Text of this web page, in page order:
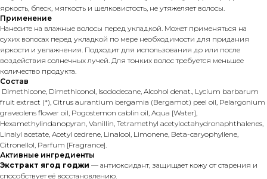
яркость, блеск, мягкость и шелковистость, не утяжеляет волосы.
Применение
Нанесите на влажные волосы перед укладкой. Может применяться на
сухих волосах перед укладкой по мере необходимости для придания
яркости и увлажнения. Подходит для использования до или после
воздействия солнечных лучей. Для тонких волос требуется меньшее
количество продукта.
Состав
Dimethicone, Dimethiconol, Isododecane, Alcohol denat., Lycium barbarum
fruit extract (*), Citrus aurantium bergamia (Bergamot) peel oil, Pelargonium
graveolens flower oil, Pogostemon cablin oil, Aqua [Water],
Hexamethylindanopyran, Vanillin, Tetramethyl acetyloctahydronaphthalenes,
Linalyl acetate, Acetyl cedrene, Linalool, Limonene, Beta-caryophyllene,
Citronellol, Parfum [Fragrance].
Активные ингредиенты
Экстракт ягод годжи — антиоксидант, защищает кожу от старения и
способствует её восстановлению.